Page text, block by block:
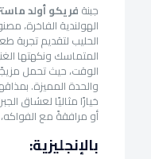
جبنة فريكو أولد
الهولندية الفاخرة،
الحليب لتقديم تجربة
المتماسك ونكهتها
الوقت، حيث تحمل
والحدة المميزة.
خيارًا مثاليًا لعشاق
أو مرافقةً مع
بالإنجليزية: